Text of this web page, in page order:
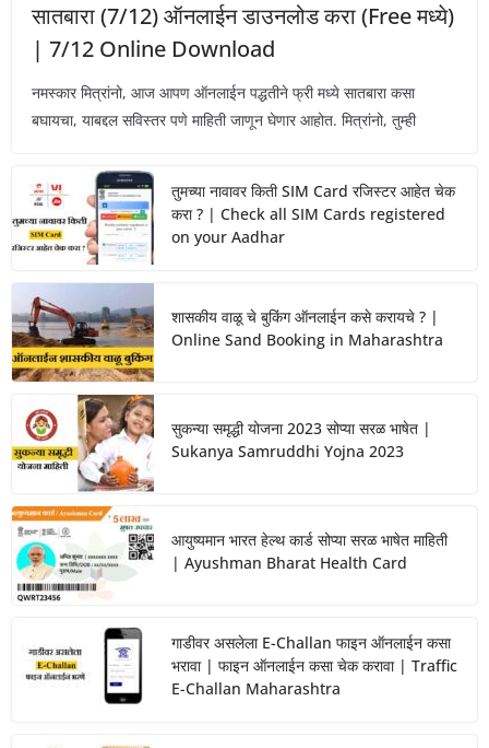
सातबारा (7/12) ऑनलाईन डाउनलोड करा (Free मध्ये)
| 7/12 Online Download
नमस्कार मित्रांनो, आज आपण ऑनलाईन पद्धतीने फ्री मध्ये सातबारा कसा
बघायचा, याबद्दल सविस्तर पणे माहिती जाणून घेणार आहोत. मित्रांनो, तुम्ही
तुमच्या नावावर किती SIM Card रजिस्टर आहेत चेक
करा ? | Check all SIM Cards registered
on your Aadhar
शासकीय वाळू चे बुकिंग ऑनलाईन कसे करायचे ? |
Online Sand Booking in Maharashtra
सुकन्या समृद्धी योजना 2023 सोप्या सरळ भाषेत |
Sukanya Samruddhi Yojna 2023
आयुष्यमान भारत हेल्थ कार्ड सोप्या सरळ भाषेत माहिती
| Ayushman Bharat Health Card
गाडीवर असलेला E-Challan फाइन ऑनलाईन कसा
भरावा | फाइन ऑनलाईन कसा चेक करावा | Traffic
E-Challan Maharashtra